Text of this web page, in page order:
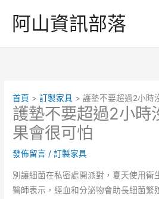
阿山資訊部落
首頁 訂製家具 護墊不要超過2小時
護墊不要超過2小時
果會很可怕
發佈留言 /訂製家具
別讓細菌在私密處開派對，夏天使用衛
醫師表示，經血和分泌物會助長細菌繁